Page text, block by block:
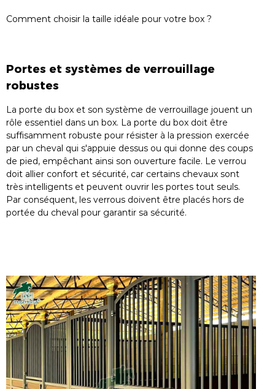
Comment choisir la taille idéale pour votre box ?
Portes et systèmes de verrouillage
robustes
La porte du box et son système de verrouillage jouent un
rôle essentiel dans un box. La porte du box doit être
suffisamment robuste pour résister à la pression exercée
par un cheval qui s'appuie dessus ou qui donne des coups
de pied, empêchant ainsi son ouverture facile. Le verrou
doit allier confort et sécurité, car certains chevaux sont
très intelligents et peuvent ouvrir les portes tout seuls.
Par conséquent, les verrous doivent être placés hors de
portée du cheval pour garantir sa sécurité.